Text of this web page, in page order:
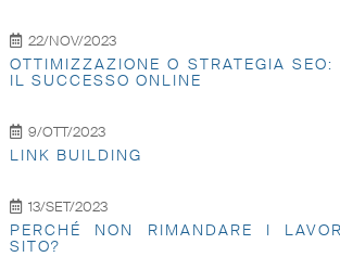
22/NOV/2023
OTTIMIZZAZIONE O STRATEGIA
IL SUCCESSO ONLINE
9/OTT/2023
LINK BUILDING
13/SET/2023
PERCHÉ NON RIMANDARE I
SITO?